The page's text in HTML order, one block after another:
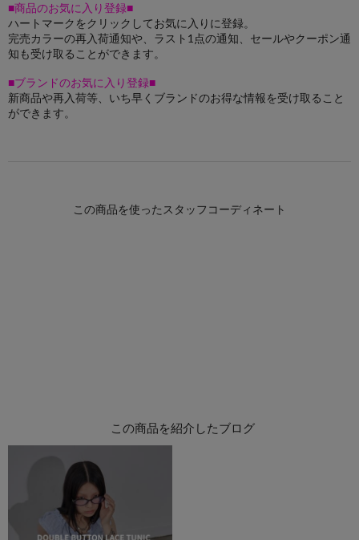
■商品のお気に入り登録■
ハートマークをクリックしてお気に入りに登録。
完売カラーの再入荷通知や、ラスト1点の通知、セールやクーポン通
知も受け取ることができます。
■ブランドのお気に入り登録■
新商品や再入荷等、いち早くブランドのお得な情報を受け取ること
ができます。
この商品を紹介したブログ